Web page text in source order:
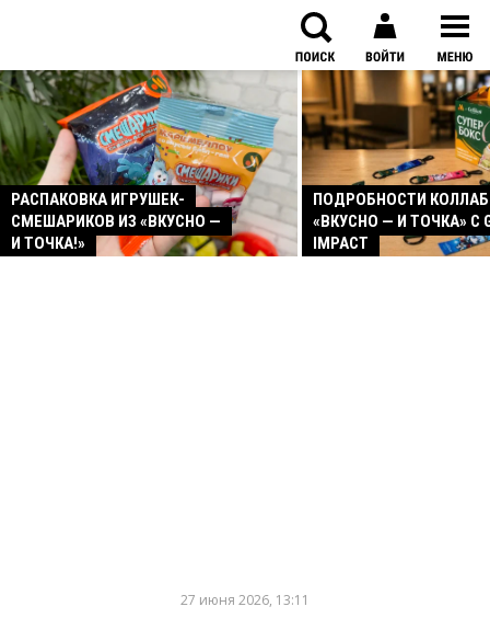
РАСПАКОВКА ИГРУШЕК-
СМЕШАРИКОВ ИЗ «ВКУСНО —
И ТОЧКА!»
ПОДРОБНОСТИ
«ВКУСНО — И ТОЧКА» С
IMPACT
27 июня 2026, 13:11